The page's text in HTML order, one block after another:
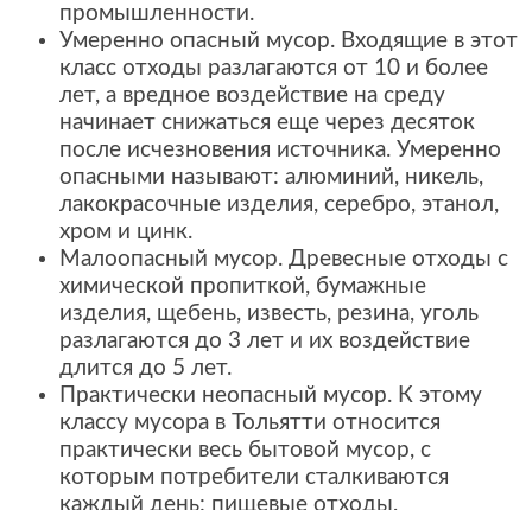
промышленности.
Умеренно опасный мусор. Входящие в этот
класс отходы разлагаются от 10 и более
лет, а вредное воздействие на среду
начинает снижаться еще через десяток
после исчезновения источника. Умеренно
опасными называют: алюминий, никель,
лакокрасочные изделия, серебро, этанол,
хром и цинк.
Малоопасный мусор. Древесные отходы с
химической пропиткой, бумажные
изделия, щебень, известь, резина, уголь
разлагаются до 3 лет и их воздействие
длится до 5 лет.
Практически неопасный мусор. К этому
классу мусора в Тольятти относится
практически весь бытовой мусор, с
которым потребители сталкиваются
каждый день: пищевые отходы,